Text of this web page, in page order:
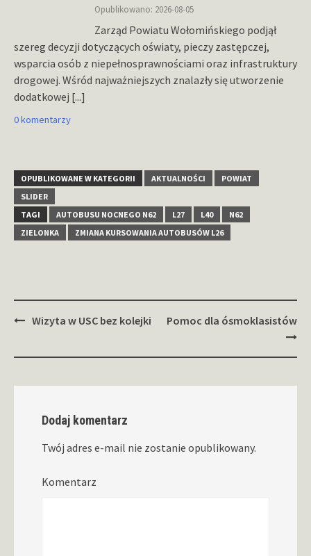
Opublikowano: 2026-08-05
Zarząd Powiatu Wołomińskiego podjął
szereg decyzji dotyczących oświaty, pieczy zastępczej,
wsparcia osób z niepełnosprawnościami oraz infrastruktury
drogowej. Wśród najważniejszych znalazły się utworzenie
dodatkowej [...]
0 komentarzy
OPUBLIKOWANE W KATEGORII AKTUALNOŚCI
POWIAT
SLIDER
TAGI
AUTOBUSU NOCNEGO N62 L27 L40
N62
ZIELONKA
ZMIANA KURSOWANIA AUTOBUSÓW L26
Zobacz
Wizyta w USC bez kolejki Pomoc dla ósmoklasistów
Dodaj komentarz
Twój adres e-mail nie zostanie opublikowany.
Komentarz